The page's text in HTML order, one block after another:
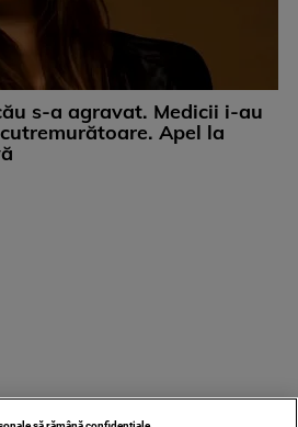
s-a agravat. Medicii i-au
Apel la